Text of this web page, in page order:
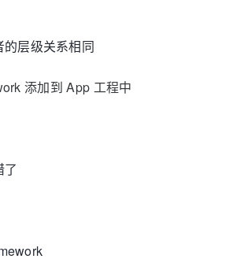
层级关系相同
添加到 App 工程中